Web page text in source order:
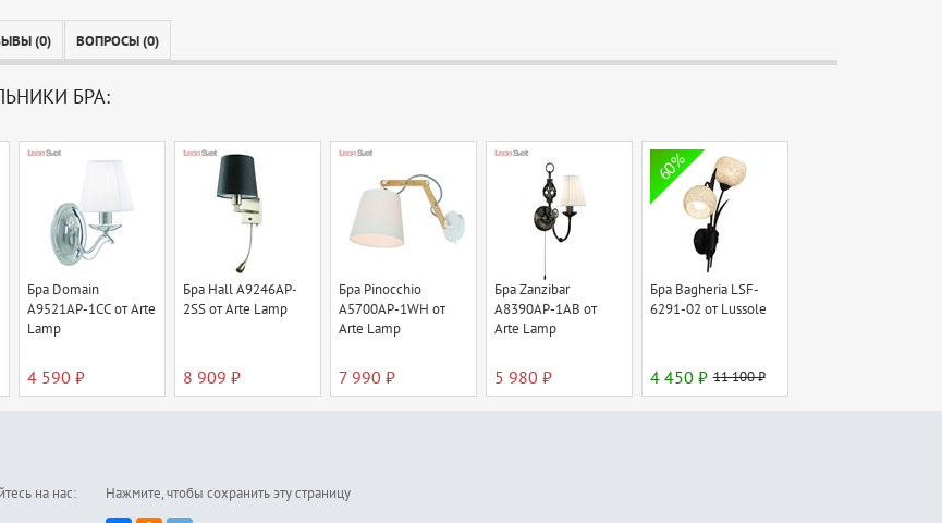
(0) ВОПРОСЫ (0)
БРА:
Бра Domain
A9521AP-1CC от Arte
Lamp
4 590 ₽
Бра Hall A9246AP-
2SS от Arte Lamp
8 909 ₽
Бра Pinocchio
A5700AP-1WH от
Arte Lamp
7 990 ₽
Бра Zanzibar
A8390AP-1AB от
Arte Lamp
5 980 ₽
60%
Бра Bagheria LSF-
6291-02 от Lussole
4 450 ₽ 11 100 ₽
на нас: Нажмите, чтобы сохранить эту страницу